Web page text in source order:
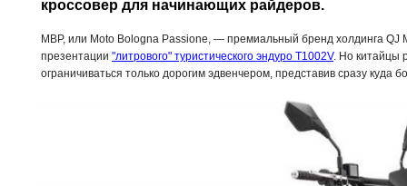
кроссовер для начинающих райдеров.
MBP, или Moto Bologna Passione, — премиальный бренд холдинга QJ
презентации "литрового" туристического эндуро T1002V. Но китайцы
ограничиваться только дорогим эдвенчером, представив сразу куда